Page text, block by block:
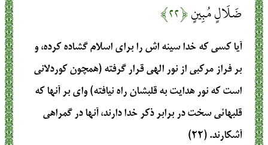
ضَلَالٍ مُبِينٍ﴿۲۲﴾
آيا كسي كه خدا سينه‏ اش را براي اسلام گشاده كرده، و
بر فراز مركبي از نور الهي قرار گرفته (همچون كوردلاني
است كه نور هدايت به قلبشان راه نيافته) واي بر آنها كه
قلبهائي سخت در برابر ذكر خدا دارند، آنها در گمراهي
آشكارند. (۲۲)